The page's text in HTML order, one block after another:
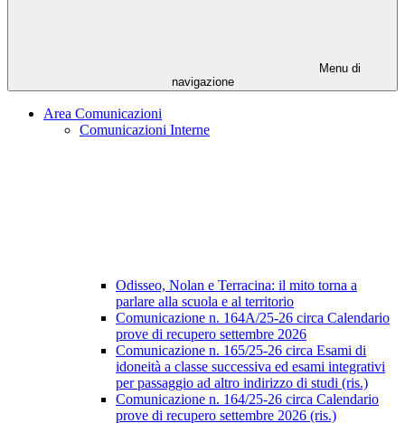
Menu di
navigazione
Area Comunicazioni
Comunicazioni Interne
Odisseo, Nolan e Terracina: il mito torna a
parlare alla scuola e al territorio
Comunicazione n. 164A/25-26 circa Calendario
prove di recupero settembre 2026
Comunicazione n. 165/25-26 circa Esami di
idoneità a classe successiva ed esami integrativi
per passaggio ad altro indirizzo di studi (ris.)
Comunicazione n. 164/25-26 circa Calendario
prove di recupero settembre 2026 (ris.)